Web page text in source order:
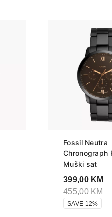
Fossil Neutra
Chronograph
Muški sat
399,00 KM
455,00KM
SAVE 12%